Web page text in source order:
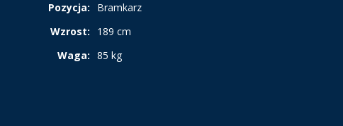
Pozycja:
Bramkarz
Wzrost:
189 cm
Waga: 85 kg